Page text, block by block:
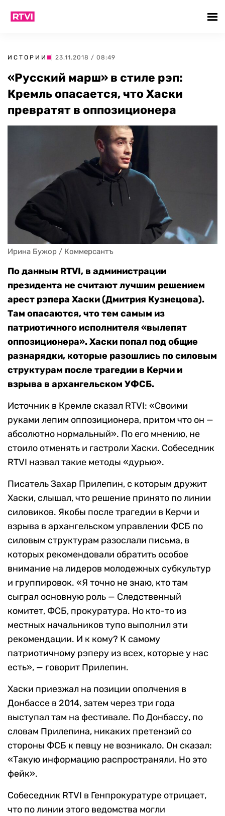
ИСТОРИИ | 23.11.2018 / 08:49
«Русский марш» в стиле рэп:
Кремль опасается, что Хаски
превратят в оппозиционера
Ирина Бужор / Коммерсантъ
По данным RTVI, в администрации
президента не считают лучшим решением
арест рэпера Хаски (Дмитрия Кузнецова).
Там опасаются, что тем самым из
патриотичного исполнителя «вылепят
оппозиционера». Хаски попал под общие
разнарядки, которые разошлись по силовым
структурам после трагедии в Керчи и
взрыва в архангельском УФСБ.
Источник в Кремле сказал RTVI: «Своими
руками лепим оппозиционера, притом что он —
абсолютно нормальный». По его мнению, не
стоило отменять и гастроли Хаски. Собеседник
RTVI назвал такие методы «дурью».
Писатель Захар Прилепин, с которым дружит
Хаски, слышал, что решение принято по линии
силовиков. Якобы после трагедии в Керчи и
взрыва в архангельском управлении ФСБ по
силовым структурам разослали письма, в
которых рекомендовали обратить особое
внимание на лидеров молодежных субкультур
и группировок. «Я точно не знаю, кто там
сыграл основную роль — Следственный
комитет, ФСБ, прокуратура. Но кто-то из
местных начальников тупо выполнил эти
рекомендации. И к кому? К самому
патриотичному рэперу из всех, которые у нас
есть», — говорит Прилепин.
Хаски приезжал на позиции ополчения в
Донбассе в 2014, затем через три года
выступал там на фестивале. По Донбассу, по
словам Прилепина, никаких претензий со
стороны ФСБ к певцу не возникало. Он сказал:
«Такую информацию распространяли. Но это
фейк».
Собеседник RTVI в Генпрокуратуре отрицает,
что по линии этого ведомства могли